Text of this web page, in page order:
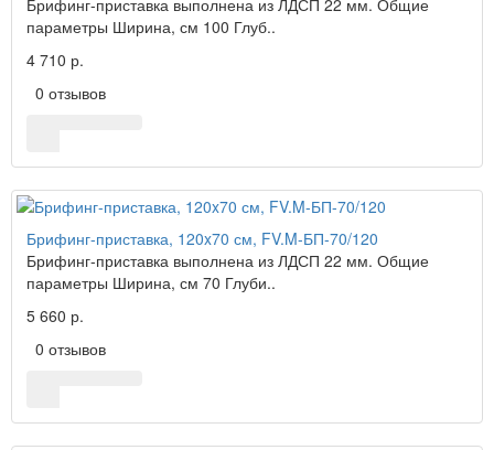
Брифинг-приставка выполнена из ЛДСП 22 мм. Общие
параметры Ширина, см 100 Глуб..
4 710 р.
0 отзывов
Брифинг-приставка, 120x70 см, FV.M-БП-70/120
Брифинг-приставка выполнена из ЛДСП 22 мм. Общие
параметры Ширина, см 70 Глуби..
5 660 р.
0 отзывов